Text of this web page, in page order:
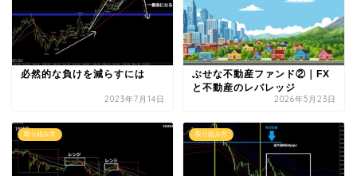
必然的な負けを減らすには
2023年7月14日
ぶせな不動産ファンド②｜FX
と不動産のレバレッジ
2026年5月23日
取り組み方 取り組み方